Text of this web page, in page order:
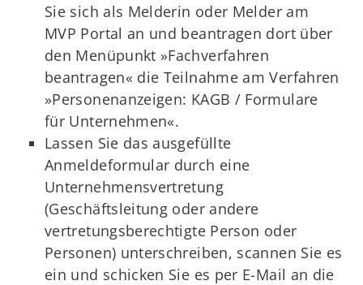
Sie sich als Melderin oder Melder am
MVP Portal an und beantragen dort über
den Menüpunkt »Fachverfahren
beantragen« die Teilnahme am Verfahren
»Personenanzeigen: KAGB / Formulare
für Unternehmen«.
Lassen Sie das ausgefüllte
Anmeldeformular durch eine
Unternehmensvertretung
(Geschäftsleitung oder andere
vertretungsberechtigte Person oder
Personen) unterschreiben, scannen Sie es
ein und schicken Sie es per E-Mail an die